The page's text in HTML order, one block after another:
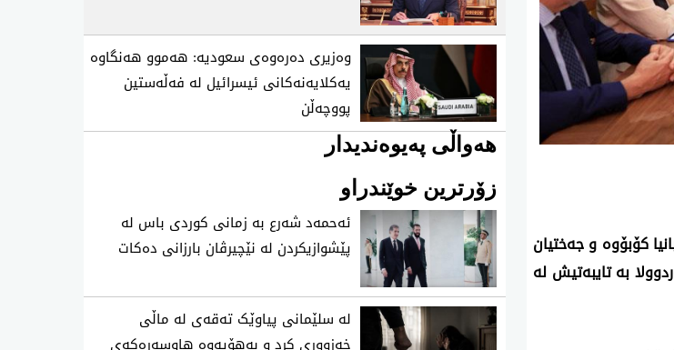
كۆبۆوه‌ و جه‌ختیان
به‌ تایبه‌تیش له‌
وەزیری دەرەوەی سعودیە: هەموو هەنگاوە
یەکلایەنەکانی ئیسرائیل لە فەڵەستین
پووچەڵن
هەواڵی پەیوەندیدار
زۆرترین خوێندراو
ئه‌حمه‌د شه‌رع به‌ زمانی‌ كوردی‌ باس له‌
پێشوازیكردن له‌ نێچیرڤان بارزانی‌ ده‌كات
لە سلێمانی پیاوێک تەقەی لە ماڵی
خەزووری کرد و بەهۆیەوە هاوسەرەکەی